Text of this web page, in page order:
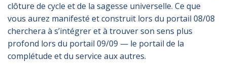
clôture de cycle et de la sagesse universelle. Ce que
vous aurez manifesté et construit lors du portail 08/08
cherchera à s’intégrer et à trouver son sens plus
profond lors du portail 09/09 — le portail de la
complétude et du service aux autres.